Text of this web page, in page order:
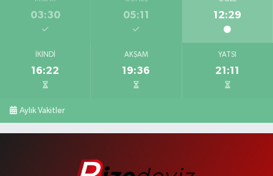
03:30 05:11 12:29
İKINDI
16:22
AKŞAM
19:36
YATSI
21:11
Aylık Vakitler